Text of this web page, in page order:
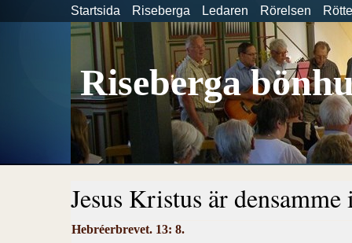
Startsida Riseberga Ledaren Rörelsen
Riseberga
Jesus Kristus är
Hebréerbrevet. 13: 8.